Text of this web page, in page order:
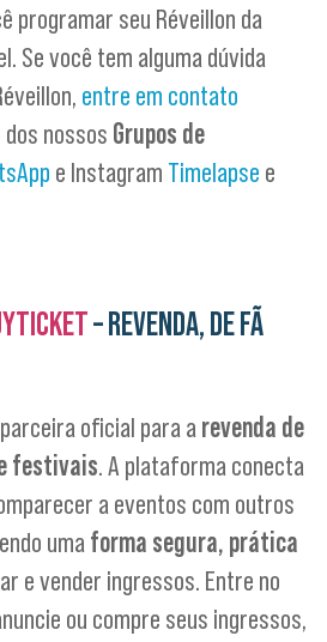
programar seu Réveillon da
Se você tem alguma dúvida
entre em contato
nossos Grupos de
e Instagram Timelapse e
– REVENDA, DE FÃ
oficial para a revenda de
festivais. A plataforma conecta
a eventos com outros
uma forma segura, prática
e vender ingressos. Entre no
ou compre seus ingressos,